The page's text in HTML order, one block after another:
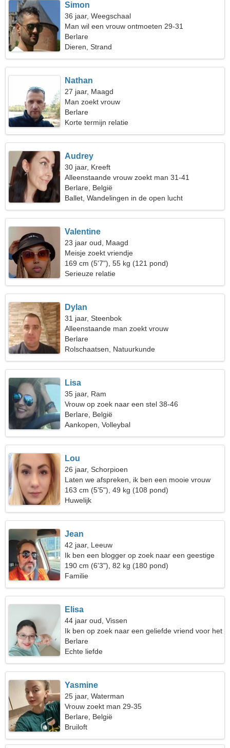
Simon
36 jaar, Weegschaal
Man wil een vrouw ontmoeten 29-31
Berlare
Dieren, Strand
Nathan
27 jaar, Maagd
Man zoekt vrouw
Berlare
Korte termijn relatie
Audrey
30 jaar, Kreeft
Alleenstaande vrouw zoekt man 31-41
Berlare, België
Ballet, Wandelingen in de open lucht
Valentine
23 jaar oud, Maagd
Meisje zoekt vriendje
169 cm (5'7"), 55 kg (121 pond)
Serieuze relatie
Dylan
31 jaar, Steenbok
Alleenstaande man zoekt vrouw
Berlare
Rolschaatsen, Natuurkunde
Lisa
35 jaar, Ram
Vrouw op zoek naar een stel 38-46
Berlare, België
Aankopen, Volleybal
Lou
26 jaar, Schorpioen
Laten we afspreken, ik ben een mooie vrouw
163 cm (5'5"), 49 kg (108 pond)
Huwelijk
Jean
42 jaar, Leeuw
Ik ben een blogger op zoek naar een geestige
vrouw
190 cm (6'3"), 82 kg (180 pond)
Familie
Elisa
44 jaar oud, Vissen
Ik ben op zoek naar een geliefde vriend voor het
gezin
Berlare
Echte liefde
Yasmine
25 jaar, Waterman
Vrouw zoekt man 29-35
Berlare, België
Bruiloft